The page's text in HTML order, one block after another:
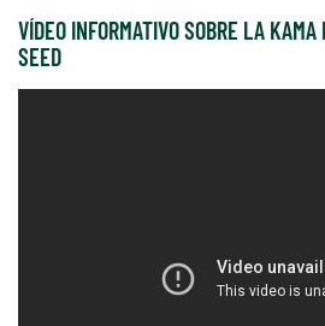
VÍDEO INFORMATIVO SOBRE LA
SEED